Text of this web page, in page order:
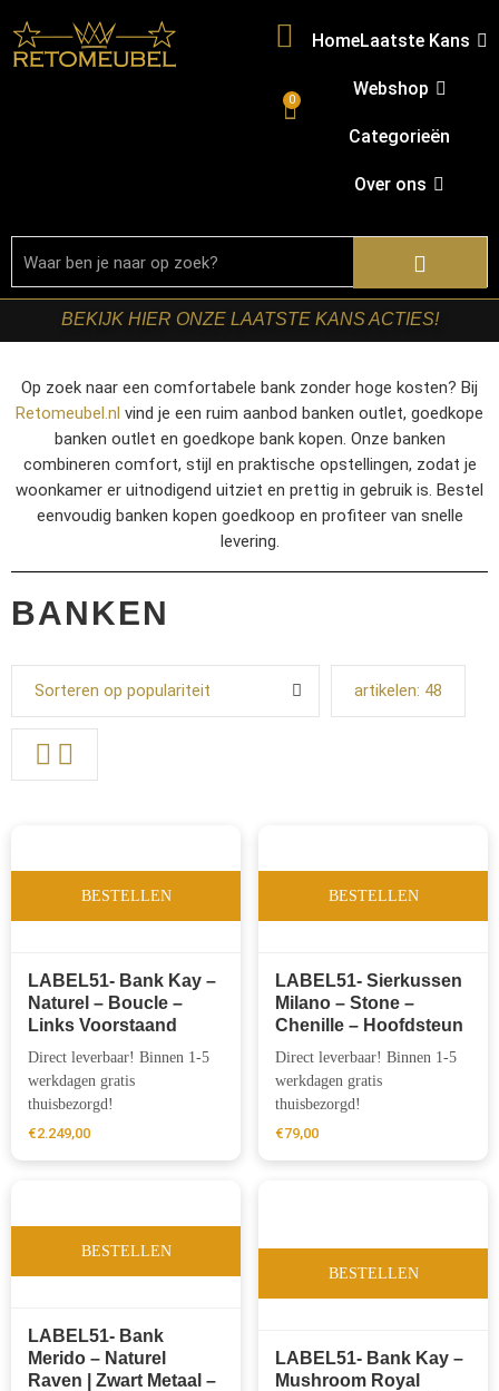
0
HomeLaatste Kans
Webshop
Categorieën
Over ons
BEKIJK HIER ONZE LAATSTE KANS ACTIES!
Op zoek naar een comfortabele bank zonder hoge kosten? Bij
Retomeubel.nl vind je een ruim aanbod banken outlet, goedkope
banken outlet en goedkope bank kopen. Onze banken
combineren comfort, stijl en praktische opstellingen, zodat je
woonkamer er uitnodigend uitziet en prettig in gebruik is. Bestel
eenvoudig banken kopen goedkoop en profiteer van snelle
levering.
BANKEN
Sorteren op populariteit artikelen: 48
BESTELLEN
LABEL51- Bank Kay –
Naturel – Boucle –
Links Voorstaand
Direct leverbaar! Binnen 1-5
werkdagen gratis
thuisbezorgd!
€2.249,00
BESTELLEN
LABEL51- Sierkussen
Milano – Stone –
Chenille – Hoofdsteun
Direct leverbaar! Binnen 1-5
werkdagen gratis
thuisbezorgd!
€79,00
BESTELLEN
LABEL51- Bank
Merido – Naturel
Raven | Zwart Metaal –
BESTELLEN
LABEL51- Bank Kay –
Mushroom Royal